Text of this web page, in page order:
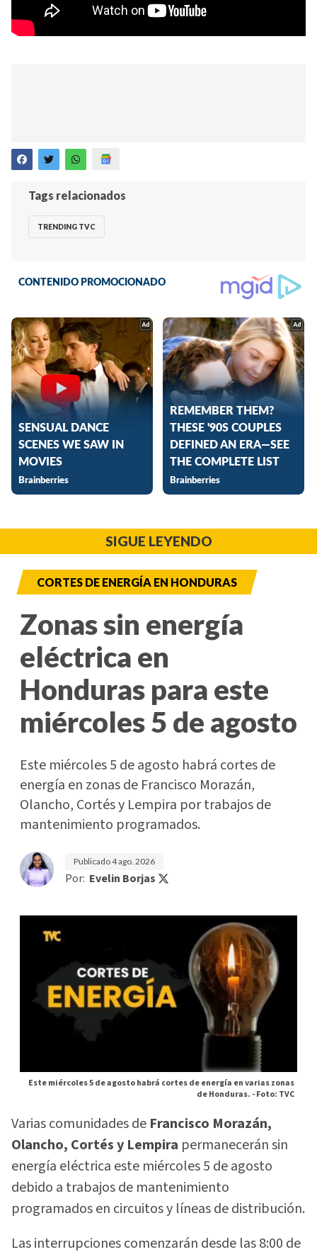
Tags relacionados
TRENDING TVC
SIGUE LEYENDO
CORTES DE ENERGÍA EN HONDURAS
Zonas sin energía
eléctrica en
Honduras para este
miércoles 5 de agosto
Este miércoles 5 de agosto habrá cortes de
energía en zonas de Francisco Morazán,
Olancho, Cortés y Lempira por trabajos de
mantenimiento programados.
Publicado4 ago. 2026
Por: Evelin Borjas
Este miércoles 5 de agosto habrá cortes de energía en varias zonas
de Honduras. -Foto: TVC
Varias comunidades de Francisco Morazán,
Olancho, Cortés y Lempira permanecerán sin
energía eléctrica este miércoles 5 de agosto
debido a trabajos de mantenimiento
programados en circuitos y líneas de distribución.
Las interrupciones comenzarán desde las 8:00 de